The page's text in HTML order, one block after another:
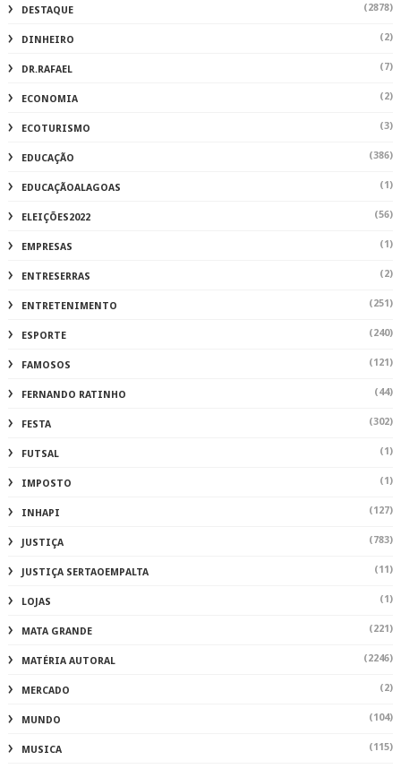
DESTAQUE (2878)
DINHEIRO (2)
DR.RAFAEL (7)
ECONOMIA (2)
ECOTURISMO (3)
EDUCAÇÃO (386)
EDUCAÇÃOALAGOAS (1)
ELEIÇÕES2022 (56)
EMPRESAS (1)
ENTRESERRAS (2)
ENTRETENIMENTO (251)
ESPORTE (240)
FAMOSOS (121)
FERNANDO RATINHO (44)
FESTA (302)
FUTSAL (1)
IMPOSTO (1)
INHAPI (127)
JUSTIÇA (783)
JUSTIÇA SERTAOEMPALTA (11)
LOJAS (1)
MATA GRANDE (221)
MATÉRIA AUTORAL (2246)
MERCADO (2)
MUNDO (104)
MUSICA (115)